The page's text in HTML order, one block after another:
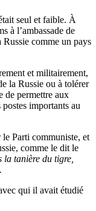
seul et faible. À
à l’ambassade de
comme un pays
et militairement,
la Russie ou à tolérer
de permettre aux
importants au
Parti communiste, et
comme le dit le
la tanière du tigre,
qui il avait étudié